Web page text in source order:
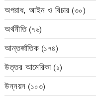
অপরাধ, আইন ও বিচার (৩০)
অর্থনীতি(৭৬)
আন্তর্জাতিক (১৭৪)
উত্তর আমেরিকা(১)
উন্নয়ন (১০৩)